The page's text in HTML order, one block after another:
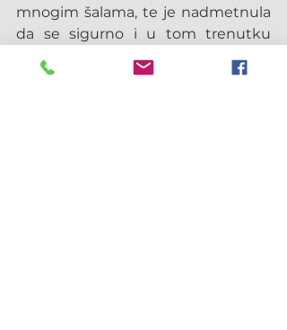
mnogim šalama, te je nadmetnula
da se sigurno i u tom trenutku
smije i zbija šale dok pleše i pjeva s
anđelima.